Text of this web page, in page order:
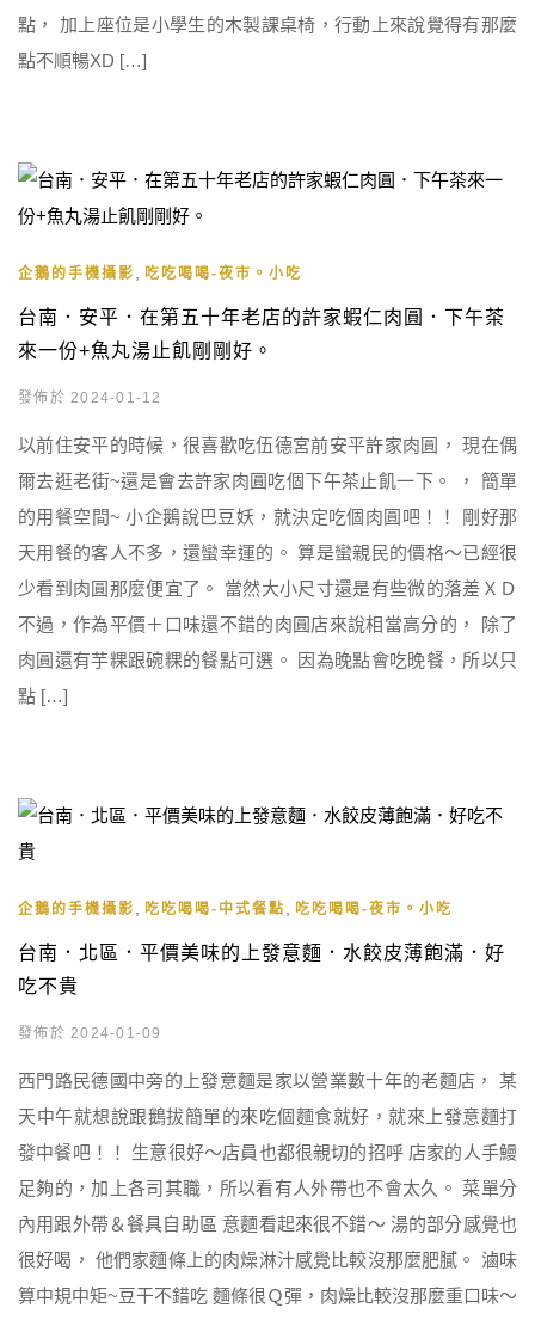
點， 加上座位是小學生的木製課桌椅，行動上來說覺得有那麼
點不順暢XD […]
企鵝的手機攝影 吃吃喝喝-夜市。小吃
台南．安平．在第五十年老店的許家蝦仁肉圓．下午茶
來一份+魚丸湯止飢剛剛好。
發佈於 2024-01-12
以前住安平的時候，很喜歡吃伍德宮前安平許家肉圓， 現在偶
爾去逛老街~還是會去許家肉圓吃個下午茶止飢一下。 ， 簡單
的用餐空間~ 小企鵝說巴豆妖，就決定吃個肉圓吧！！ 剛好那
天用餐的客人不多，還蠻幸運的。 算是蠻親民的價格～已經很
少看到肉圓那麼便宜了。 當然大小尺寸還是有些微的落差ＸＤ
不過，作為平價＋口味還不錯的肉圓店來說相當高分的， 除了
肉圓還有芋粿跟碗粿的餐點可選。 因為晚點會吃晚餐，所以只
點 […]
企鵝的手機攝影 吃吃喝喝-中式餐點 吃吃喝喝-夜市。小吃
台南．北區．平價美味的上發意麵．水餃皮薄飽滿．好
吃不貴
發佈於 2024-01-09
西門路民德國中旁的上發意麵是家以營業數十年的老麵店， 某
天中午就想說跟鵝拔簡單的來吃個麵食就好，就來上發意麵打
發中餐吧！！ 生意很好～店員也都很親切的招呼 店家的人手鰻
足夠的，加上各司其職，所以看有人外帶也不會太久。 菜單分
內用跟外帶＆餐具自助區 意麵看起來很不錯～ 湯的部分感覺也
很好喝， 他們家麵條上的肉燥淋汁感覺比較沒那麼肥膩。 滷味
算中規中矩~豆干不錯吃 麵條很Ｑ彈，肉燥比較沒那麼重口味～